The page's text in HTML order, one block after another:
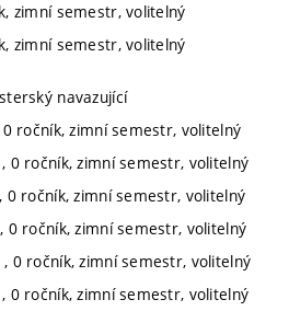
zimní semestr, volitelný
zimní semestr, volitelný
navazující
0 ročník, zimní semestr, volitelný
, 0 ročník, zimní semestr, volitelný
, 0 ročník, zimní semestr, volitelný
, 0 ročník, zimní semestr, volitelný
, 0 ročník, zimní semestr, volitelný
, 0 ročník, zimní semestr, volitelný